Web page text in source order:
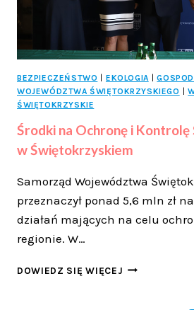
BEZPIECZEŃSTWO | EKOLOGIA |
WOJEWÓDZTWA ŚWIĘTOKRZYSKIEGO |
ŚWIĘTOKRZYSKIE
Środki na Ochronę i
w Świętokrzyskiem
Samorząd Województwa
przeznaczył ponad 5,6 mln zł
działań mających na celu
regionie. W…
DOWIEDZ SIĘ WIĘCEJ ŚRODKI